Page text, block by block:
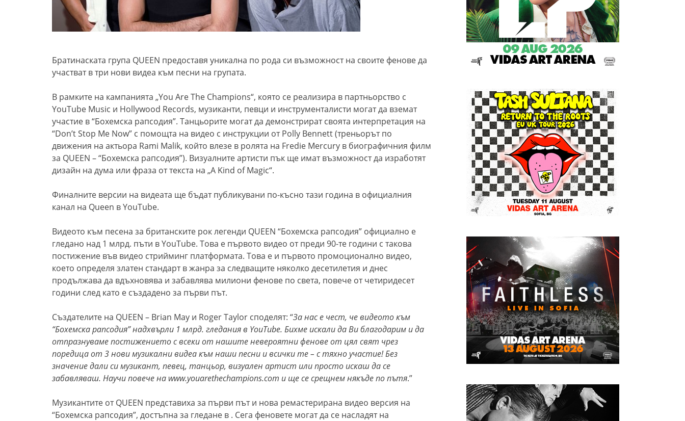
Братинаската група QUEEN предоставя уникална по рода си възможност на своите фенове да
участват в три нови видеа към песни на групата.
В рамките на кампанията „You Are The Champions“, която се реализира в партньорство с
YouTube Music и Hollywood Records, музиканти, певци и инструменталисти могат да вземат
участие в “Бохемска рапсодия”. Танцьорите могат да демонстрират своята интерпретация на
“Don’t Stop Me Now” с помощта на видео с инструкции от Polly Bennett (треньорът по
движения на актьора Rami Malik, който влезе в ролята на Fredie Mercury в биографичния филм
за QUEEN – “Бохемска рапсодия”). Визуалните артисти пък ще имат възможност да изработят
дизайн на дума или фраза от текста на „A Kind of Magic“.
Финалните версии на видеата ще бъдат публикувани по-късно тази година в официалния
канал на Queen в YouTube.
Видеото към песена за британските рок легенди QUEEN “Бохемска рапсодия” официално е
гледано над 1 млрд. пъти в YouTube. Това е първото видео от преди 90-те години с такова
постижение във видео стрийминг платформата. Това е и първото промоционално видео,
което определя златен стандарт в жанра за следващите няколко десетилетия и днес
продължава да вдъхновява и забавлява милиони фенове по света, повече от четиридесет
години след като е създадено за първи път.
Създателите на QUEEN – Brian May и Roger Taylor споделят: “За нас е чест, че видеото към
“Бохемска рапсодия” надхвърли 1 млрд. гледания в YouTube. Бихме искали да Ви благодарим и да
отпразнуваме постижението с всеки от нашите невероятни фенове от цял свят чрез
поредица от 3 нови музикални видеа към наши песни и всички те – с тяхно участие! Без
значение дали си музикант, певец, танцьор, визуален артист или просто искаш да се
забавляваш. Научи повече на www.youarethechampions.com и ще се срещнем някъде по пътя.”
Музикантите от QUEEN представиха за първи път и нова ремастерирана видео версия на
“Бохемска рапсодия”, достъпна за гледане в . Сега феновете могат да се насладят на